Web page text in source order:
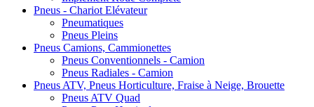
Pneus - Chariot Elévateur
Pneumatiques
Pneus Pleins
Pneus Camions, Cammionettes
Pneus Conventionnels - Camion
Pneus Radiales - Camion
Pneus ATV, Pneus Horticulture, Fraise à Neige, Brouette
Pneus ATV Quad